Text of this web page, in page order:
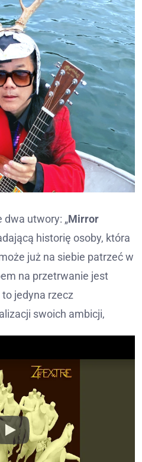
dwa utwory: „Mirror
historię osoby, która
już na siebie patrzeć w
na przetrwanie jest
jedyna rzecz
swoich ambicji,